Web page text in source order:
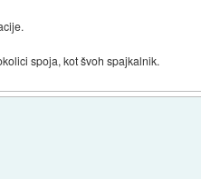
spoja, kot švoh spajkalnik.